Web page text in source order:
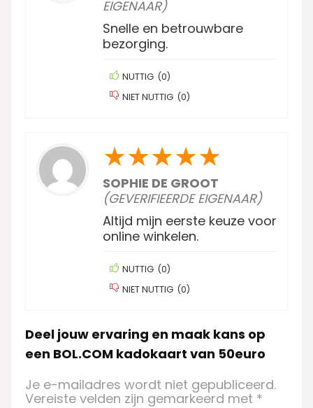
EIGENAAR)
Snelle en betrouwbare
bezorging.
NUTTIG (0)
NIET NUTTIG (0)
★★★★★
SOPHIE DE GROOT
(GEVERIFIEERDE EIGENAAR)
Altijd mijn eerste keuze voor
online winkelen.
NUTTIG (0)
NIET NUTTIG (0)
Deel jouw ervaring en maak kans op
een BOL.COM kadokaart van 50euro
Je e-mailadres wordt niet gepubliceerd.
Vereiste velden zijn gemarkeerd met *